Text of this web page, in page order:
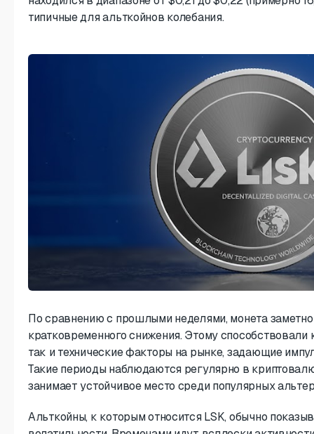
типичные для альткойнов колебания.
По сравнению с прошлыми неделями, монета
кратковременного снижения. Этому
так и технические факторы на рынке, задающие
Такие периоды наблюдаются регулярно в
занимает устойчивое место среди популярных
Альткойны, к которым относится LSK, обычно